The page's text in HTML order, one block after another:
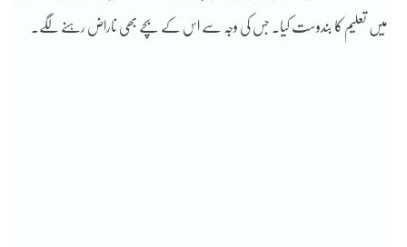
میں تعلیم کا بندوست کیا۔ جس کی وجہ سے اس کے بچے بھی ناراض رہنے لگے۔